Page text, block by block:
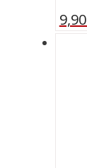
9,90